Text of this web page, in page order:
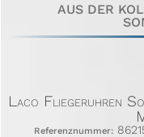
AUS DER
Laco Fliegeruhren
Referenznummer: